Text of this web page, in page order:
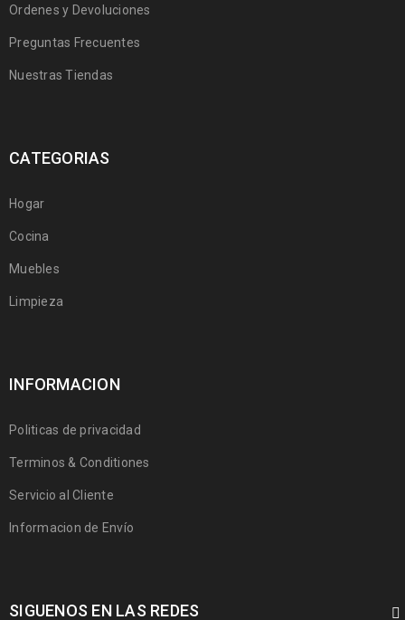
Ordenes y Devoluciones
Preguntas Frecuentes
Nuestras Tiendas
CATEGORIAS
Hogar
Cocina
Muebles
Limpieza
INFORMACION
Politicas de privacidad
Terminos & Conditiones
Servicio al Cliente
Informacion de Envío
SIGUENOS EN LAS REDES